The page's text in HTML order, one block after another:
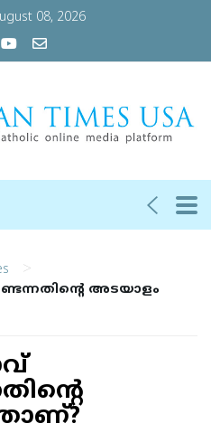
08, 2026
>
അടയാളം